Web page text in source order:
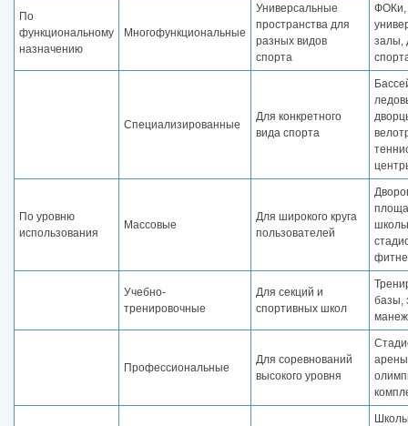
По
функциональному
назначению
Многофункциональные
Универсальные
пространства для
разных видов
спорта
ФОКи,
залы,
Специализированные
Для конкретного
вида спорта
По уровню
использования
Массовые
Для широкого круга
пользователей
Учебно-
тренировочные
Для секций и
спортивных школ
базы,
Профессиональные
Для соревнований
высокого уровня